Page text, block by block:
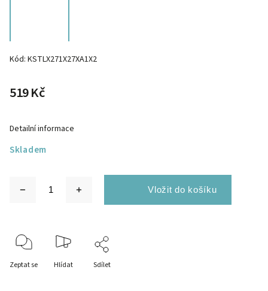
Kód: KSTLX271X27XA1X2
519 Kč
Skladem
Detailní informace
Zeptat se Hlídat Sdílet